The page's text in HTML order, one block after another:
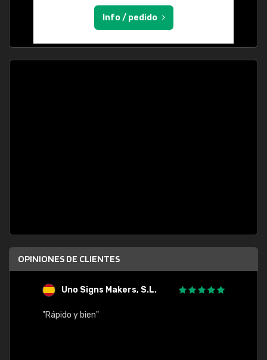
Info / pedido
OPINIONES DE CLIENTES
Uno Signs Makers, S.L.
"Rápido y bien"